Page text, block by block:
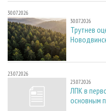
30.07.2026
30.07.2026
Трутнев
23.07.2026
23.07.2026
ЛПК в
основным